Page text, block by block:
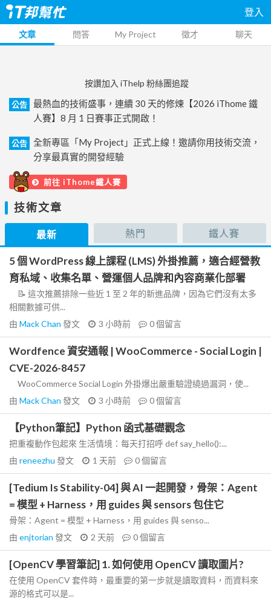
登入
文章 問答 My Project 徵才 聊天
按讚加入 iThelp 粉絲團追蹤
公告
最熱血的技術盛事，連續 30 天的修煉【2026 iThome 鐵
人賽】8 月 1 日賽事正式開啟！
公告
全新專區「My Project」正式上線！邀請你用技術交流，
分享最真實的開發經驗
前往 iThome鐵人賽
技術文章
最新 熱門 鐵人賽
5 個 WordPress 線上課程 (LMS) 外掛推薦，適合經營教
育私域、收集名單、營運個人品牌和內容商業化部署
📝 這次推薦排除一些近 1 至 2 年的新進品牌，因為它們沒有太多
相關數據可供...
由 Mack Chan 發文 3 小時前 0個留言
Wordfence 資安通報 | WooCommerce - Social Login |
CVE-2026-8457
WooCommerce Social Login 外掛爆出嚴重驗證繞過漏洞，使...
由 Mack Chan 發文 3 小時前 0個留言
【Python筆記】Python 函式基礎觀念
把重複動作包起來 生活情境：每天打招呼 def say_hello():...
由 reneezhu 發文 1 天前 0個留言
[Tedium Is Stability-04] 與 AI 一起開發，骨架：Agent
= 模型 + Harness，用 guides 與 sensors 包住它
骨架：Agent = 模型 + Harness，用 guides 與 senso...
由 enjtorian 發文 2 天前 0個留言
[OpenCV 學習筆記] 1. 如何使用 OpenCV 讀取圖片?
在使用 OpenCV 套件時，最重要的第一步就是讀取資料，而資料來
源的格式可以是...